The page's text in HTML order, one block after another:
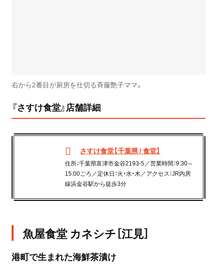
右から2番目が厨房を仕切る斉藤艶子ママ。
『さすけ食堂』店舗詳細
さすけ食堂【千葉県 / 食堂】
住所：千葉県富津市金谷2193-5／営業時間：9:30～
15:00ごろ／定休日：火・水・木／アクセス：JR内房
線浜金谷駅から徒歩3分
魚屋食堂 カネシチ［江見］
港町で生まれた海鮮茶漬け